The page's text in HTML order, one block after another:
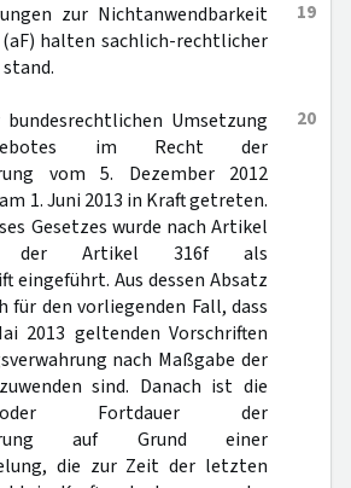
19
zur Nichtanwendbarkeit
(aF) halten sachlich-rechtlicher
20
Umsetzung
im Recht der
vom 5. Dezember 2012
1. Juni 2013 in Kraft getreten.
Gesetzes wurde nach Artikel
der Artikel 316f als
eingeführt. Aus dessen Absatz
für den vorliegenden Fall, dass
2013 geltenden Vorschriften
nach Maßgabe der
sind. Danach ist die
Fortdauer der
auf Grund einer
die zur Zeit der letzten